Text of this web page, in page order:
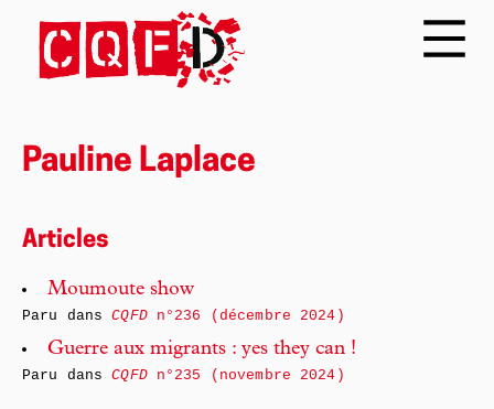
Pauline Laplace
Articles
Moumoute show
Paru dansCQFDn°236 (décembre 2024)
Guerre aux migrants : yes they can !
Paru dansCQFDn°235 (novembre 2024)